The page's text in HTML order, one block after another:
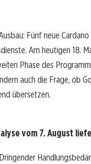
Fünf neue
Am heutigen 18.
Phase des
auch die Frage, ob
übersetzen.
vom 7. August